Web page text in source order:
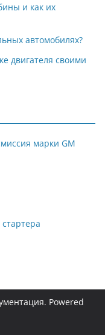
и как их
автомобилях?
двигателя своими
марки GM
. Powered